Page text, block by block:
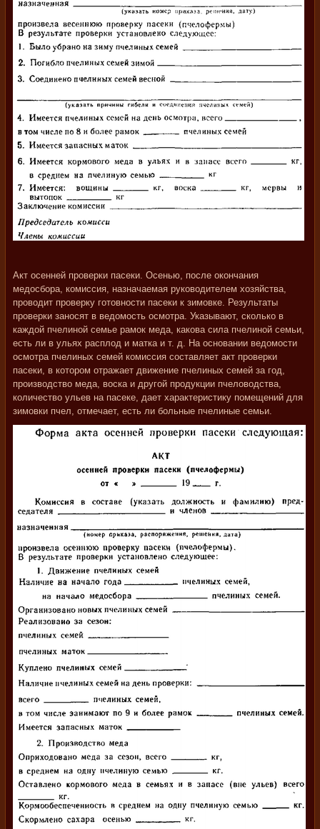
Акт осенней проверки пасеки. Осенью, после окончания
медосбора, комиссия, назначаемая руководителем хозяйства,
проводит проверку готовности пасеки к зимовке. Результаты
проверки заносят в ведомость осмотра. Указывают, сколько в
каждой пчелиной семье рамок меда, какова сила пчелиной семьи,
есть ли в ульях расплод и матка и т. д. На основании ведомости
осмотра пчелиных семей комиссия составляет акт проверки
пасеки, в котором отражает движение пчелиных семей за год,
производство меда, воска и другой продукции пчеловодства,
количество ульев на пасеке, дает характеристику помещений для
зимовки пчел, отмечает, есть ли больные пчелиные семьи.